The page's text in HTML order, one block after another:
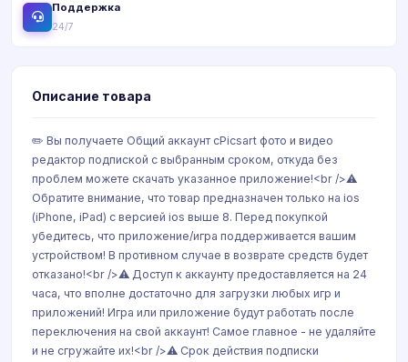
Поддержка
24/7
Описание товара
✏️ Вы получаете Общий аккаунт сPicsart фото и видео
редактор подпиской с выбранным сроком, откуда без
проблем можете скачать указанное приложение!<br />⚠️
Обратите внимание, что товар предназначен только на ios
(iPhone, iPad) с версией ios выше 8. Перед покупкой
убедитесь, что приложение/игра поддерживается вашим
устройством! В противном случае в возврате средств будет
отказано!<br />⚠️ Доступ к аккаунту предоставляется на 24
часа, что вполне достаточно для загрузки любых игр и
приложений! Игра или приложение будут работать после
переключения на свой аккаунт! Самое главное - не удаляйте
и не сгружайте их!<br />⚠️ Срок действия подписки